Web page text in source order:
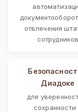
отвлечения
сотрудников
Диадоке
для
сохранности